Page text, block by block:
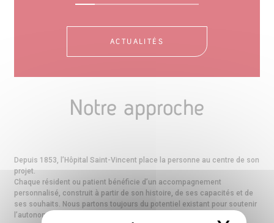
ACTUALITÉS
Notre approche
Depuis 1853, l’Hôpital Saint-Vincent place la personne au centre de son
projet.
Chaque résident ou patient bénéficie d’un accompagnement
personnalisé, construit à partir de son histoire, de ses capacités et de
ses souhaits. Nous partons toujours du potentiel existant pour soutenir
l’autonomie, encourager l’initiative et préserver la dignité.